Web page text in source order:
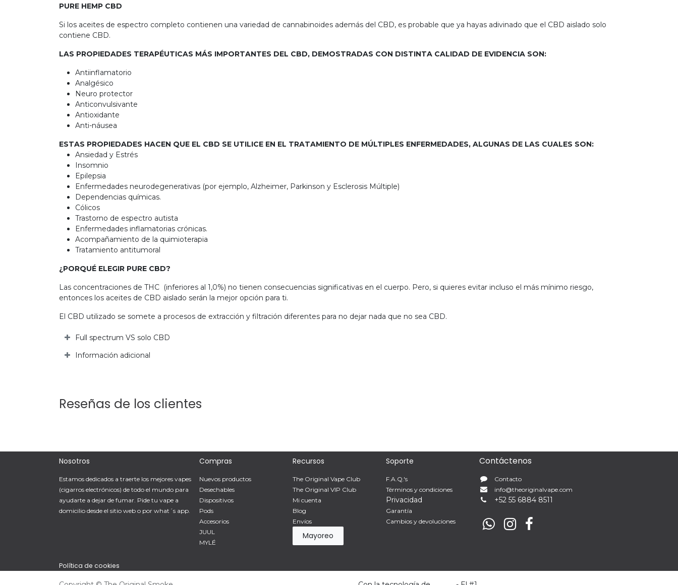
PURE HEMP CBD
Si los aceites de espectro completo contienen una variedad de cannabinoides además del CBD, es probable que ya hayas adivinado que el CBD aislado solo
contiene CBD.
LAS PROPIEDADES TERAPÉUTICAS MÁS IMPORTANTES DEL CBD, DEMOSTRADAS CON DISTINTA CALIDAD DE EVIDENCIA SON:
Antiinflamatorio
Analgésico
Neuro protector
Anticonvulsivante
Antioxidante
Anti-náusea
ESTAS PROPIEDADES HACEN QUE EL CBD SE UTILICE EN EL TRATAMIENTO DE MÚLTIPLES ENFERMEDADES, ALGUNAS DE LAS CUALES SON:
Ansiedad y Estrés
Insomnio
Epilepsia
Enfermedades neurodegenerativas (por ejemplo, Alzheimer, Parkinson y Esclerosis Múltiple)
Dependencias químicas.
Cólicos
Trastorno de espectro autista
Enfermedades inflamatorias crónicas.
Acompañamiento de la quimioterapia
Tratamiento antitumoral
¿PORQUÉ ELEGIR PURE CBD?
Las concentraciones de THC (inferiores al 1,0%) no tienen consecuencias significativas en el cuerpo. Pero, si quieres evitar incluso el más mínimo riesgo,
entonces los aceites de CBD aislado serán la mejor opción para ti.
El CBD utilizado se somete a procesos de extracción y filtración diferentes para no dejar nada que no sea CBD.
Full spectrum VS solo CBD
Información adicional
Reseñas de los clientes
Contáctenos
Contacto
info@theoriginalvape.com
+52 55 6884 8511
Nosotros
Estamos dedicados a traerte los mejores vapes
(cigarros electrónicos) de todo el mundo para
ayudarte a dejar de fumar. Pide tu vape a
domicilio desde el sitio web o por what´s app.
Compras
Nuevos productos
Desechables
Dispositivos
Pods
Accesorios
JUUL
MYLÉ
Soporte
F.A.Q.'s
Términos y condiciones
Privacidad
Garantía
Cambios y devoluciones
Recursos
The Original Vape Club
The Original VIP Club
Mi cuenta
Blog
Envíos
Mayoreo
Política de cookies